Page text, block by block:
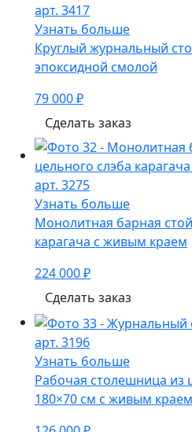
арт. 3417
Узнать больше
Круглый журнальный
эпоксидной смолой
79 000 ₽
Сделать заказ
арт. 3275
Узнать больше
Монолитная барная
карагача с живым краем
224 000 ₽
Сделать заказ
арт. 3196
Узнать больше
Рабочая столешница из
180×70 см с живым краем